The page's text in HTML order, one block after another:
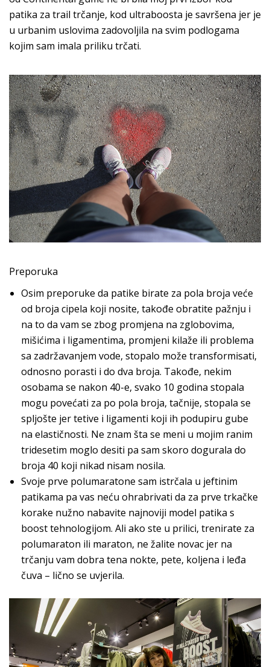
patika za trail trčanje, kod ultraboosta je savršena jer je
u urbanim uslovima zadovoljila na svim podlogama
kojim sam imala priliku trčati.
Preporuka
Osim preporuke da patike birate za pola broja veće
od broja cipela koji nosite, takođe obratite pažnju i
na to da vam se zbog promjena na zglobovima,
mišićima i ligamentima, promjeni kilaže ili problema
sa zadržavanjem vode, stopalo može transformisati,
odnosno porasti i do dva broja. Takođe, nekim
osobama se nakon 40-e, svako 10 godina stopala
mogu povećati za po pola broja, tačnije, stopala se
spljošte jer tetive i ligamenti koji ih podupiru gube
na elastičnosti. Ne znam šta se meni u mojim ranim
tridesetim moglo desiti pa sam skoro dogurala do
broja 40 koji nikad nisam nosila.
Svoje prve polumaratone sam istrčala u jeftinim
patikama pa vas neću ohrabrivati da za prve trkačke
korake nužno nabavite najnoviji model patika s
boost tehnologijom. Ali ako ste u prilici, trenirate za
polumaraton ili maraton, ne žalite novac jer na
trčanju vam dobra tena nokte, pete, koljena i leđa
čuva – lično se uvjerila.